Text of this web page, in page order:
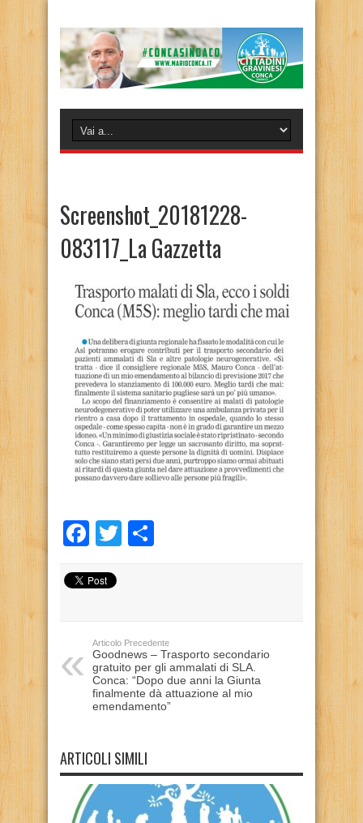
Screenshot_20181228-
083117_La Gazzetta
Facebook
Twitter
Articolo Precedente
Goodnews – Trasporto secondario
gratuito per gli ammalati di SLA.
Conca: “Dopo due anni la Giunta
finalmente dà attuazione al mio
emendamento”
ARTICOLI SIMILI